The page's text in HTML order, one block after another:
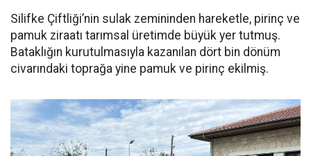
Silifke Çiftliği’nin sulak zemininden hareketle, pirinç ve
pamuk ziraatı tarımsal üretimde büyük yer tutmuş.
Bataklığın kurutulmasıyla kazanılan dört bin dönüm
civarındaki toprağa yine pamuk ve pirinç ekilmiş.